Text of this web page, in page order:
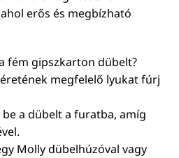
erős és megbízható
fém gipszkarton dübelt?
megfelelő lyukat fúrj
be a dübelt a furatba, amíg
Molly dübelhúzóval vagy